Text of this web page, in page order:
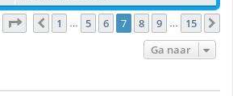
Pagina7 van15
Vorige
1 5 6 7 8 9 15
Ga naar